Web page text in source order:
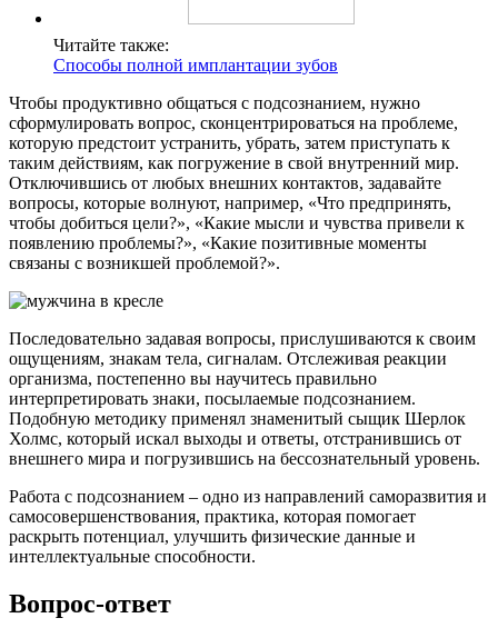
Читайте также:
Способы полной имплантации зубов
Чтобы продуктивно общаться с подсознанием, нужно
сформулировать вопрос, сконцентрироваться на проблеме,
которую предстоит устранить, убрать, затем приступать к
таким действиям, как погружение в свой внутренний мир.
Отключившись от любых внешних контактов, задавайте
вопросы, которые волнуют, например, «Что предпринять,
чтобы добиться цели?», «Какие мысли и чувства привели к
появлению проблемы?», «Какие позитивные моменты
связаны с возникшей проблемой?».
Последовательно задавая вопросы, прислушиваются к своим
ощущениям, знакам тела, сигналам. Отслеживая реакции
организма, постепенно вы научитесь правильно
интерпретировать знаки, посылаемые подсознанием.
Подобную методику применял знаменитый сыщик Шерлок
Холмс, который искал выходы и ответы, отстранившись от
внешнего мира и погрузившись на бессознательный уровень.
Работа с подсознанием – одно из направлений саморазвития и
самосовершенствования, практика, которая помогает
раскрыть потенциал, улучшить физические данные и
интеллектуальные способности.
Вопрос-ответ